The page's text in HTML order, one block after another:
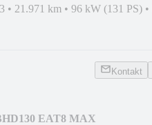
• 21.971 km • 96 kW (131 PS) •
Kontakt
EAT8 MAX